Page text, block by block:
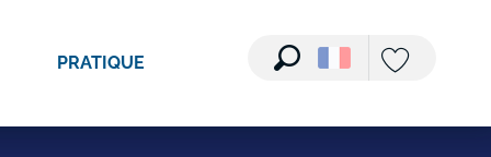
Recherche
PRATIQUE